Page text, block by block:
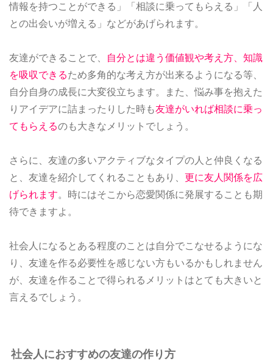
情報を持つことができる」「相談に乗ってもらえる」「人
との出会いが増える」などがあげられます。
友達ができることで、
自分とは違う価値観や考え方、知識
を吸収できるため多角的な考え方が出来るようになる等、
自分自身の成長に大変役立ちます。また、悩み事を抱えた
りアイデアに詰まったりした時も友達がいれば相談に乗っ
てもらえるのも大きなメリットでしょう。
さらに、友達の多いアクティブなタイプの人と仲良くなる
と、友達を紹介してくれることもあり、 更に友人関係を広
げられます。時にはそこから恋愛関係に発展することも期
待できますよ。
社会人になるとある程度のことは自分でこなせるようにな
り、友達を作る必要性を感じない方もいるかもしれません
が、友達を作ることで得られるメリットはとても大きいと
言えるでしょう。
社会人におすすめの友達の作り方